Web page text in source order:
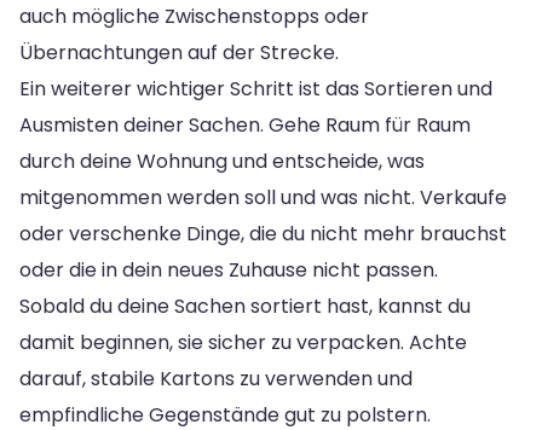
auch mögliche Zwischenstopps oder
Übernachtungen auf der Strecke.
Ein weiterer wichtiger Schritt ist das Sortieren und
Ausmisten deiner Sachen. Gehe Raum für Raum
durch deine Wohnung und entscheide, was
mitgenommen werden soll und was nicht. Verkaufe
oder verschenke Dinge, die du nicht mehr brauchst
oder die in dein neues Zuhause nicht passen.
Sobald du deine Sachen sortiert hast, kannst du
damit beginnen, sie sicher zu verpacken. Achte
darauf, stabile Kartons zu verwenden und
empfindliche Gegenstände gut zu polstern.